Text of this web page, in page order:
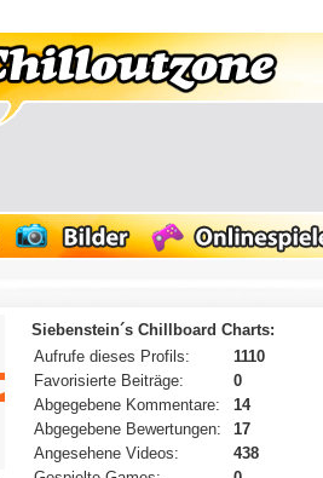
Siebenstein´s Chillboard Charts:
Aufrufe dieses Profils:
1110
Favorisierte Beiträge:
0
Abgegebene Kommentare:
14
Abgegebene Bewertungen:
17
Angesehene Videos:
438